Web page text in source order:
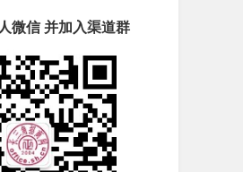
微信 并加入渠道群